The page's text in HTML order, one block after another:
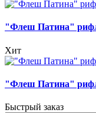
"Флеш Патина"
Хит
"Флеш Патина"
Быстрый заказ